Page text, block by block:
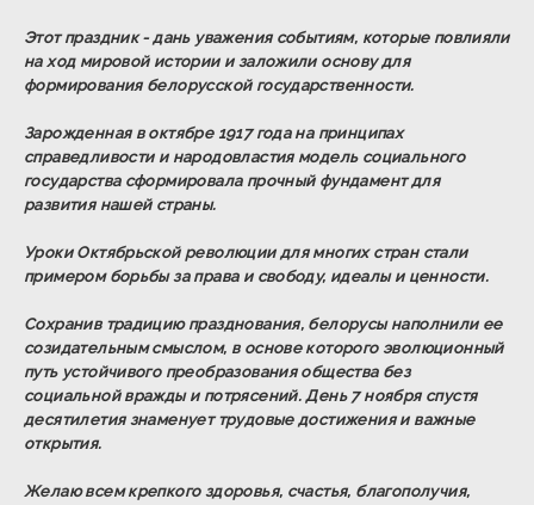
Этот праздник - дань уважения событиям, которые повлияли
на ход мировой истории и заложили основу для
формирования белорусской государственности.
Зарожденная в октябре 1917 года на принципах
справедливости и народовластия модель социального
государства сформировала прочный фундамент для
развития нашей страны.
Уроки Октябрьской революции для многих стран стали
примером борьбы за права и свободу, идеалы и ценности.
Сохранив традицию празднования, белорусы наполнили ее
созидательным смыслом, в основе которого эволюционный
путь устойчивого преобразования общества без
социальной вражды и потрясений. День 7 ноября спустя
десятилетия знаменует трудовые достижения и важные
открытия.
Желаю всем крепкого здоровья, счастья, благополучия,